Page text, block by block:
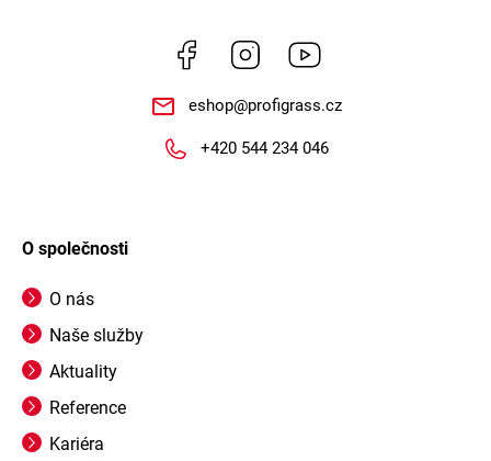
Facebook Instagram
eshop@profigrass.cz
+420 544 234 046
O společnosti
O nás
Naše služby
Aktuality
Reference
Kariéra